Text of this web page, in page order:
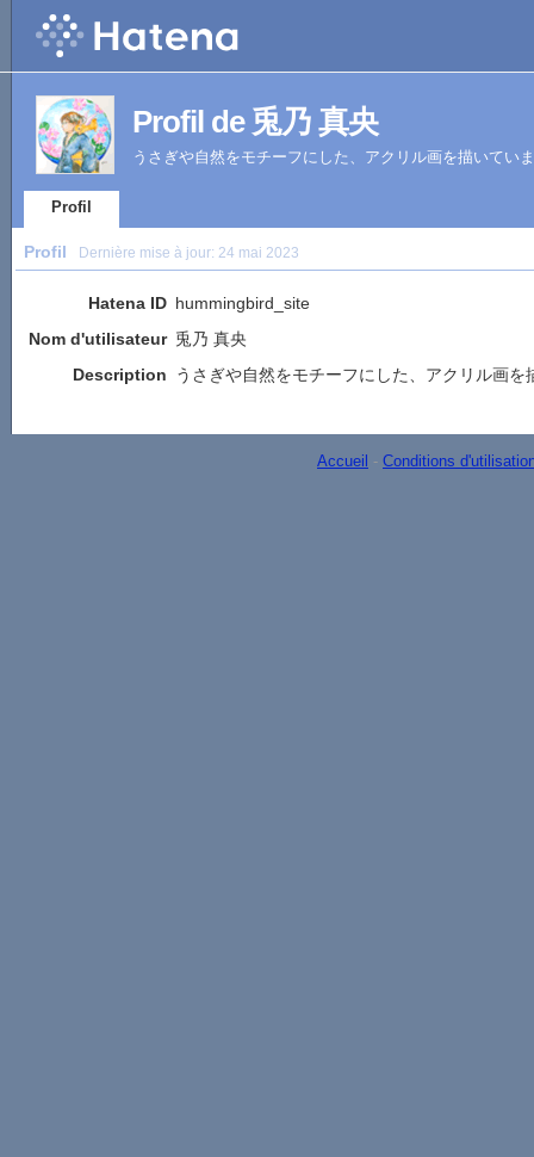
Profil de 兎乃 真央
うさぎや自然をモチーフにした、アクリル画を描いてい
Profil
Profil Dernière mise à jour: 24 mai 2023
Hatena ID hummingbird_site
Nom d'utilisateur 兎乃 真央
Description
うさぎや自然をモチーフにした、アクリル画を
Accueil - Conditions